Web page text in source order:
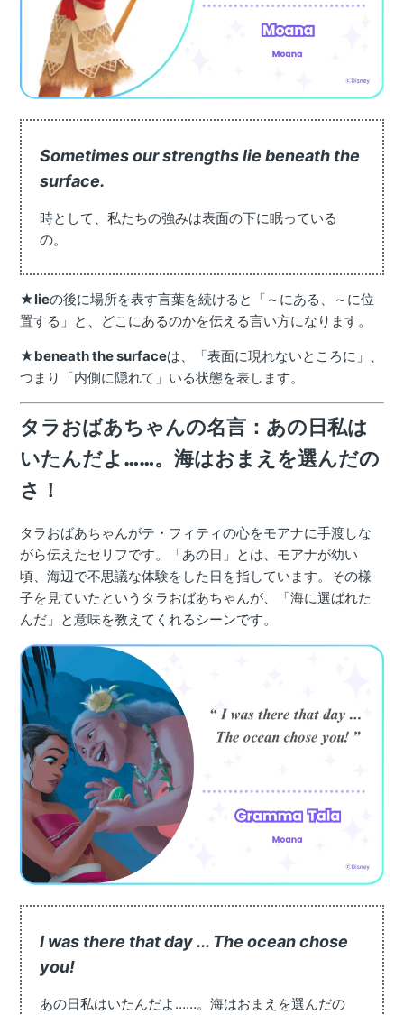
Sometimes our strengths lie beneath the
surface.
時として、私たちの強みは表面の下に眠っている
の。
★lieの後に場所を表す言葉を続けると「～にある、～に位
置する」と、どこにあるのかを伝える言い方になります。
★beneath the surfaceは、「表面に現れないところに」、
つまり「内側に隠れて」いる状態を表します。
タラおばあちゃんの名言：あの日私は
いたんだよ……。海はおまえを選んだの
さ！
タラおばあちゃんがテ・フィティの心をモアナに手渡しな
がら伝えたセリフです。「あの日」とは、モアナが幼い
頃、海辺で不思議な体験をした日を指しています。その様
子を見ていたというタラおばあちゃんが、「海に選ばれた
んだ」と意味を教えてくれるシーンです。
I was there that day ... The ocean chose
you!
あの日私はいたんだよ……。海はおまえを選んだの